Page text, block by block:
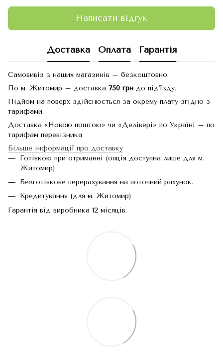
Написати відгук
Доставка Оплата Гарантія
Самовивіз з наших магазинів – безкоштовно.
По м. Житомир – доставка 750 грн до під'їзду.
Підйом на поверх здійснюється за окрему плату згідно з
тарифами.
Доставка «Новою поштою» чи «Делівері» по Україні – по
тарифам перевізника
Більше інформації про доставку
Готівкою при отриманні (опція доступна лише для м.
Житомир)
Безготівкове перерахування на поточний рахунок.
Кредитування (для м. Житомир)
Гарантія від виробника 12 місяців.